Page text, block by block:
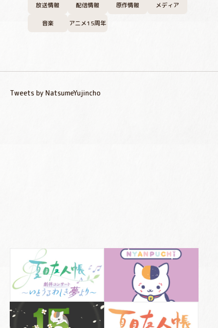
放送情報 配信情報 原作情報 メディア
音楽 アニメ15周年
Tweets by NatsumeYujincho